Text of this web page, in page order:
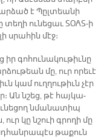
է Պըլ­տեա­նի
ու­նե­ցաւ SOAS-ի
սրա­հին մէջ։
գո­հու­նա­կու­թիւ­նը
մը, ուր ո­րե­ւէ
կամ ուղ­ղու­թիւն չէր
Ան նշեց, թէ հայ­կա­
նմա­նա­տիպ
կը նշուի գրո­ղի մը
թա­քուն